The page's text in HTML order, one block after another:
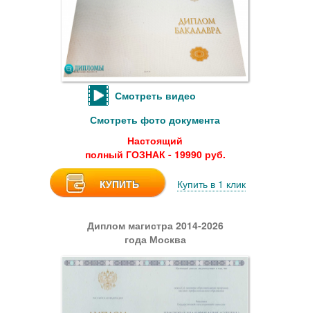
Смотреть видео
Смотреть фото документа
Настоящий
полный ГОЗНАК - 19990 руб.
КУПИТЬ Купить в 1 клик
Диплом магистра 2014-2026
года Москва